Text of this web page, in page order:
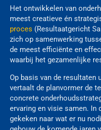
Het ontwikkelen van
meest creatieve én
proces (Resultaatgericht
zich op samenwerking
de meest efficiënte en
waarbij het gezamenlijke
Op basis van de resultaten
vertaalt de planvormer de
concrete
ervaring en visie samen. In
gekeken naar wat er nu